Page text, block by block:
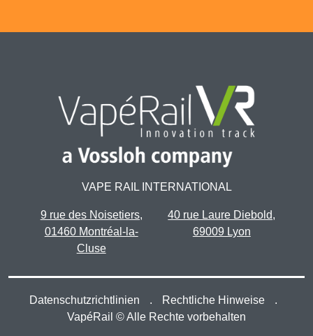
VAPE RAIL INTERNATIONAL
9 rue des Noisetiers,
01460 Montréal-la-
Cluse
40 rue Laure Diebold,
69009 Lyon
Datenschutzrichtlinien . Rechtliche Hinweise
.
VapéRail © Alle Rechte vorbehalten